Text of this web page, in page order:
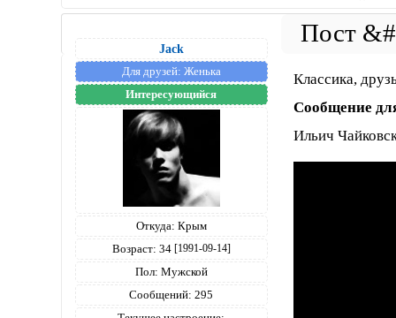
Jack
Для друзей: Женька
Интересующийся
Откуда: Крым
Возраст: 34 [1991-09-14]
Пол: Мужской
Сообщений: 295
Классика,
Сообщение
Ильич